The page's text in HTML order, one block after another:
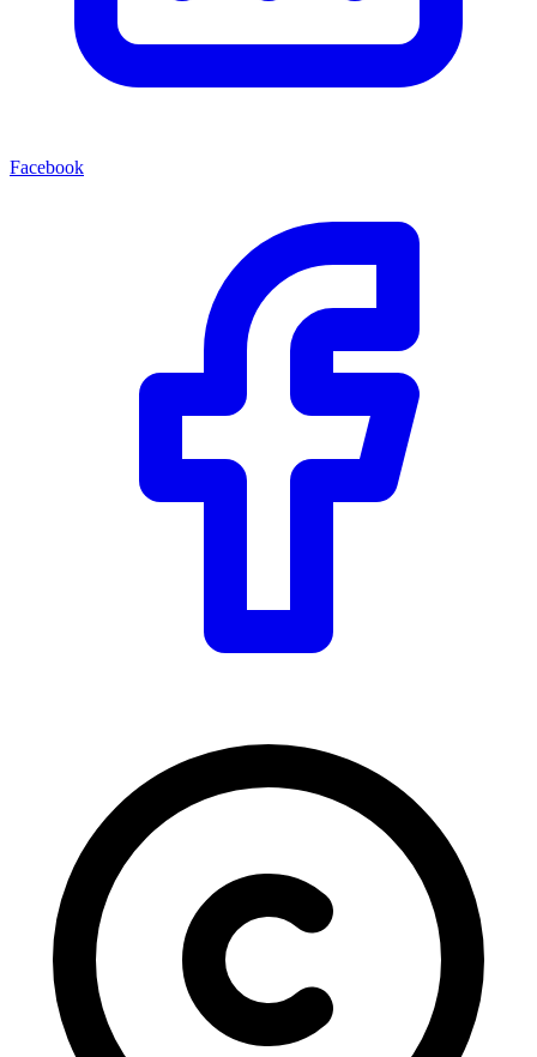
Facebook